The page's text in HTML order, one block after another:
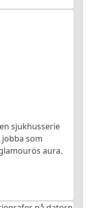
sjukhusserie
som
aura.